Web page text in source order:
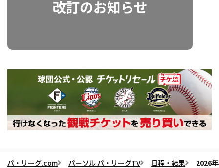
パ・リーグ.com パーソル パ・リーグTV 日程・結果 2026